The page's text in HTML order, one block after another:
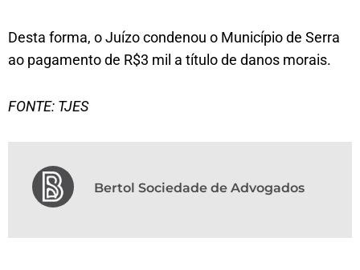
Desta forma, o Juízo condenou o Município de Serra
ao pagamento de R$3 mil a título de danos morais.
FONTE: TJES
Bertol Sociedade de Advogados